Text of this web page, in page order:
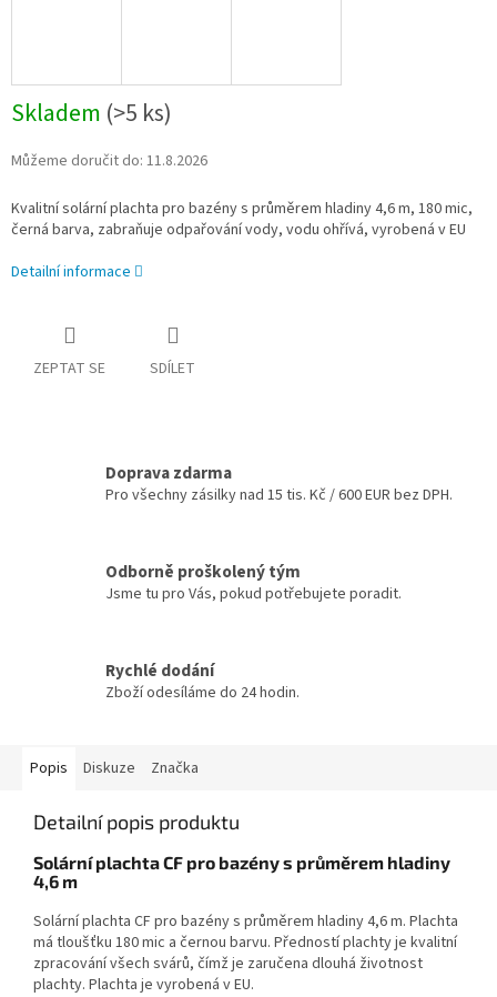
Skladem (>5 ks)
Můžeme doručit do: 11.8.2026
Kvalitní solární plachta pro bazény s průměrem hladiny 4,6 m, 180 mic,
černá barva, zabraňuje odpařování vody, vodu ohřívá, vyrobená v EU
Detailní informace
ZEPTAT SE SDÍLET
Doprava zdarma
Pro všechny zásilky nad 15 tis. Kč / 600 EUR bez DPH.
Odborně proškolený tým
Jsme tu pro Vás, pokud potřebujete poradit.
Rychlé dodání
Zboží odesíláme do 24 hodin.
Popis Diskuze Značka
Detailní popis produktu
Solární plachta CF pro bazény s průměrem hladiny
4,6 m
Solární plachta CF pro bazény s průměrem hladiny 4,6 m. Plachta
má tloušťku 180 mic a černou barvu. Předností plachty je kvalitní
zpracování všech svárů, čímž je zaručena dlouhá životnost
plachty. Plachta je vyrobená v EU.